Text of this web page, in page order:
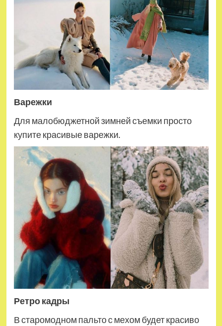
Варежки
Для малобюджетной зимней съемки просто
купите красивые варежки.
Ретро кадры
В старомодном пальто с мехом будет красиво